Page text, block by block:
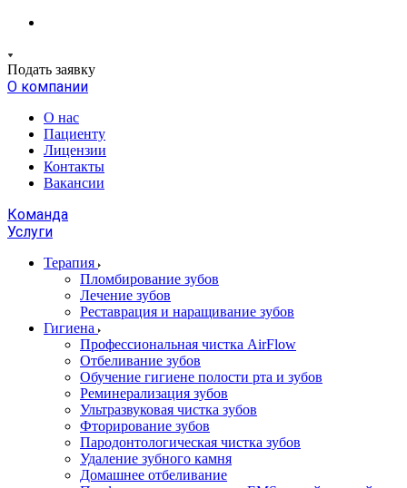
Подать заявку
О компании
О нас
Пациенту
Лицензии
Контакты
Вакансии
Команда
Услуги
Терапия
Пломбирование зубов
Лечение зубов
Реставрация и наращивание зубов
Гигиена
Профессиональная чистка AirFlow
Отбеливание зубов
Обучение гигиене полости рта и зубов
Реминерализация зубов
Ультразвуковая чистка зубов
Фторирование зубов
Пародонтологическая чистка зубов
Удаление зубного камня
Домашнее отбеливание